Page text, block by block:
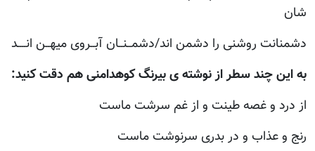
شان
دشمنانت‌ روشنی‌ را دشمن‌ اند/دشمــنــان‌ آبــروی‌ میهــن‌ انــــد
به اين چند سطر از نوشته ی بيرنگ کوهدامنی هم دقت کنيد:
از درد و غصه طينت و از غم سرشت ماست
رنج و عذاب و در بدرى سرنوشت ماست